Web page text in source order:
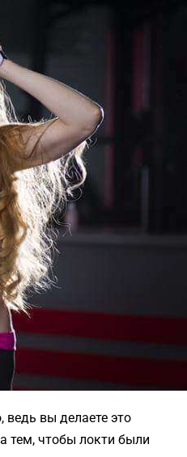
ведь вы делаете это
тем, чтобы локти были